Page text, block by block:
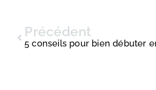
Précédent
5 conseils pour bien débuter